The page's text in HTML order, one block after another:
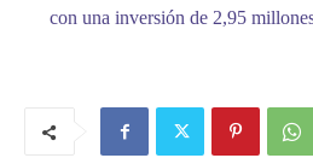
con una inversión de 2,95